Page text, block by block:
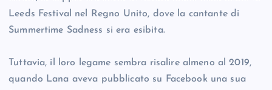
Leeds Festival nel Regno Unito, dove la cantante di
Summertime Sadness si era esibita.
Tuttavia, il loro legame sembra risalire almeno al 2019,
quando Lana aveva pubblicato su Facebook una sua